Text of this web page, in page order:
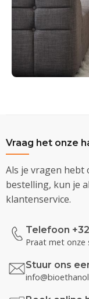
Vraag het onze
Als je vragen hebt
bestelling, kun je
klantenservice.
Telefoon
Praat met onze
Stuur ons